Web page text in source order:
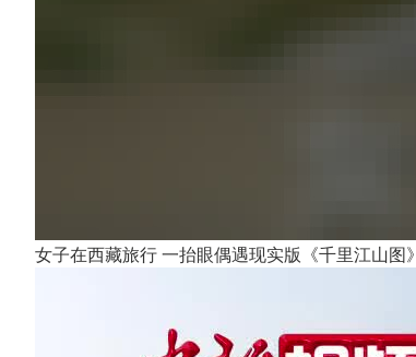
女子在西藏旅行 一抬眼偶遇现实版《千里江山图》